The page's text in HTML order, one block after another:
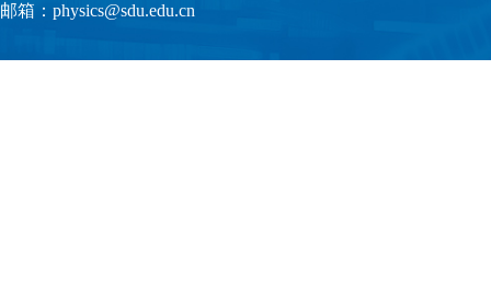
邮箱：physics@sdu.edu.cn